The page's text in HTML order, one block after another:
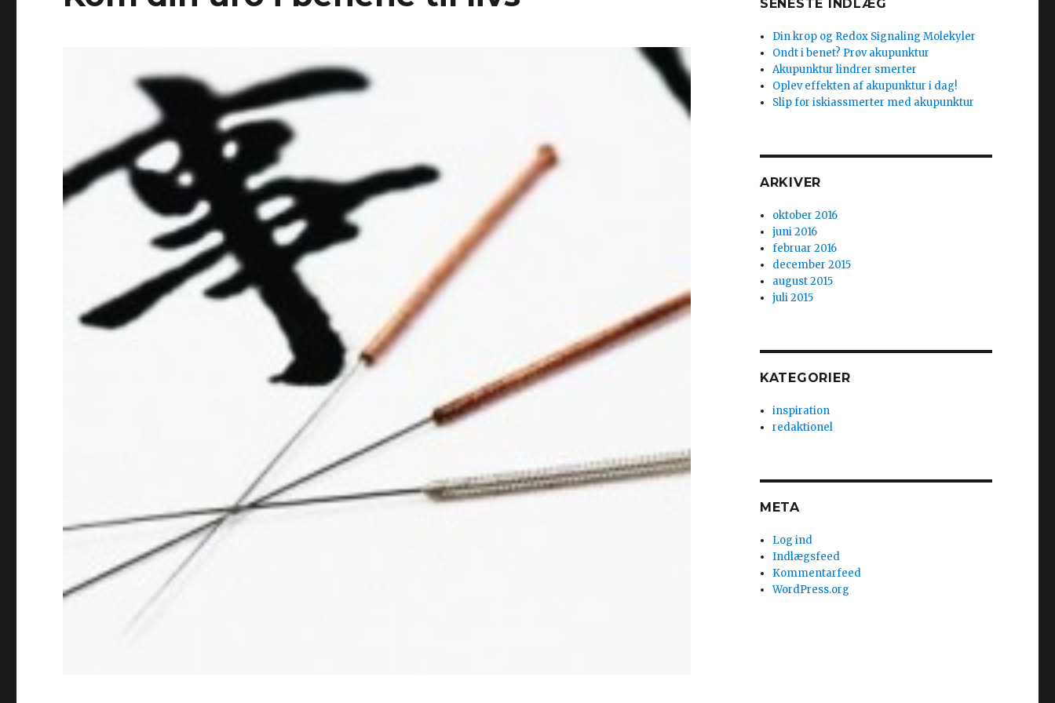
SENESTE INDLÆG
Din krop og Redox Signaling Molekyler
Ondt i benet? Prøv akupunktur
Akupunktur lindrer smerter
Oplev effekten af akupunktur i dag!
Slip for iskiassmerter med akupunktur
ARKIVER
oktober 2016
juni 2016
februar 2016
december 2015
august 2015
juli 2015
KATEGORIER
inspiration
redaktionel
META
Log ind
Indlægsfeed
Kommentarfeed
WordPress.org